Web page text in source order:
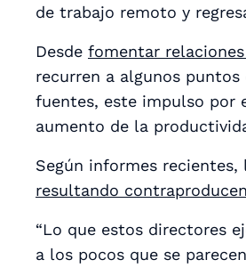
de trabajo remoto y
Desde fomentar
recurren a algunos puntos
fuentes, este impulso por
aumento de la
Según informes
resultando
“Lo que estos directores
a los pocos que se